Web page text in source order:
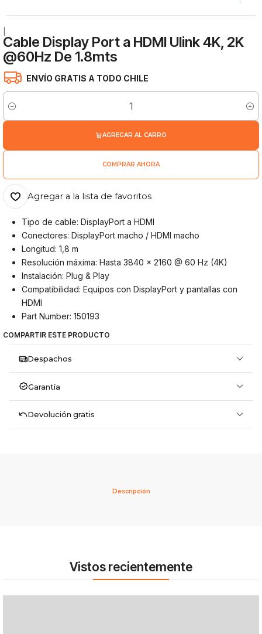
Cable Display Port a HDMI Ulink 4K, 2K
@60Hz De 1.8mts
ENVÍO GRATIS A TODO CHILE
Cantidad
AGREGAR AL CARRO
COMPRAR AHORA
Agregar a la lista de favoritos
Tipo de cable: DisplayPort a HDMI
Conectores: DisplayPort macho / HDMI macho
Longitud: 1,8 m
Resolución máxima: Hasta 3840 × 2160 @ 60 Hz (4K)
Instalación: Plug & Play
Compatibilidad: Equipos con DisplayPort y pantallas con
HDMI
Part Number: 150193
COMPARTIR ESTE PRODUCTO
Despachos
Garantía
Devolución gratis
Descripción
Vistos recientemente